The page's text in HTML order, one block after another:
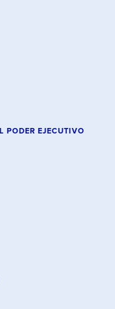
PODER EJECUTIVO